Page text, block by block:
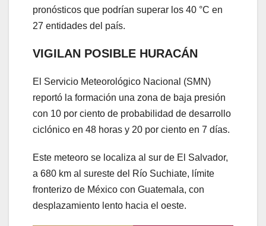
pronósticos que podrían superar los 40 °C en
27 entidades del país.
VIGILAN POSIBLE HURACÁN
El Servicio Meteorológico Nacional (SMN)
reportó la formación una zona de baja presión
con 10 por ciento de probabilidad de desarrollo
ciclónico en 48 horas y 20 por ciento en 7 días.
Este meteoro se localiza al sur de El Salvador,
a 680 km al sureste del Río Suchiate, límite
fronterizo de México con Guatemala, con
desplazamiento lento hacia el oeste.